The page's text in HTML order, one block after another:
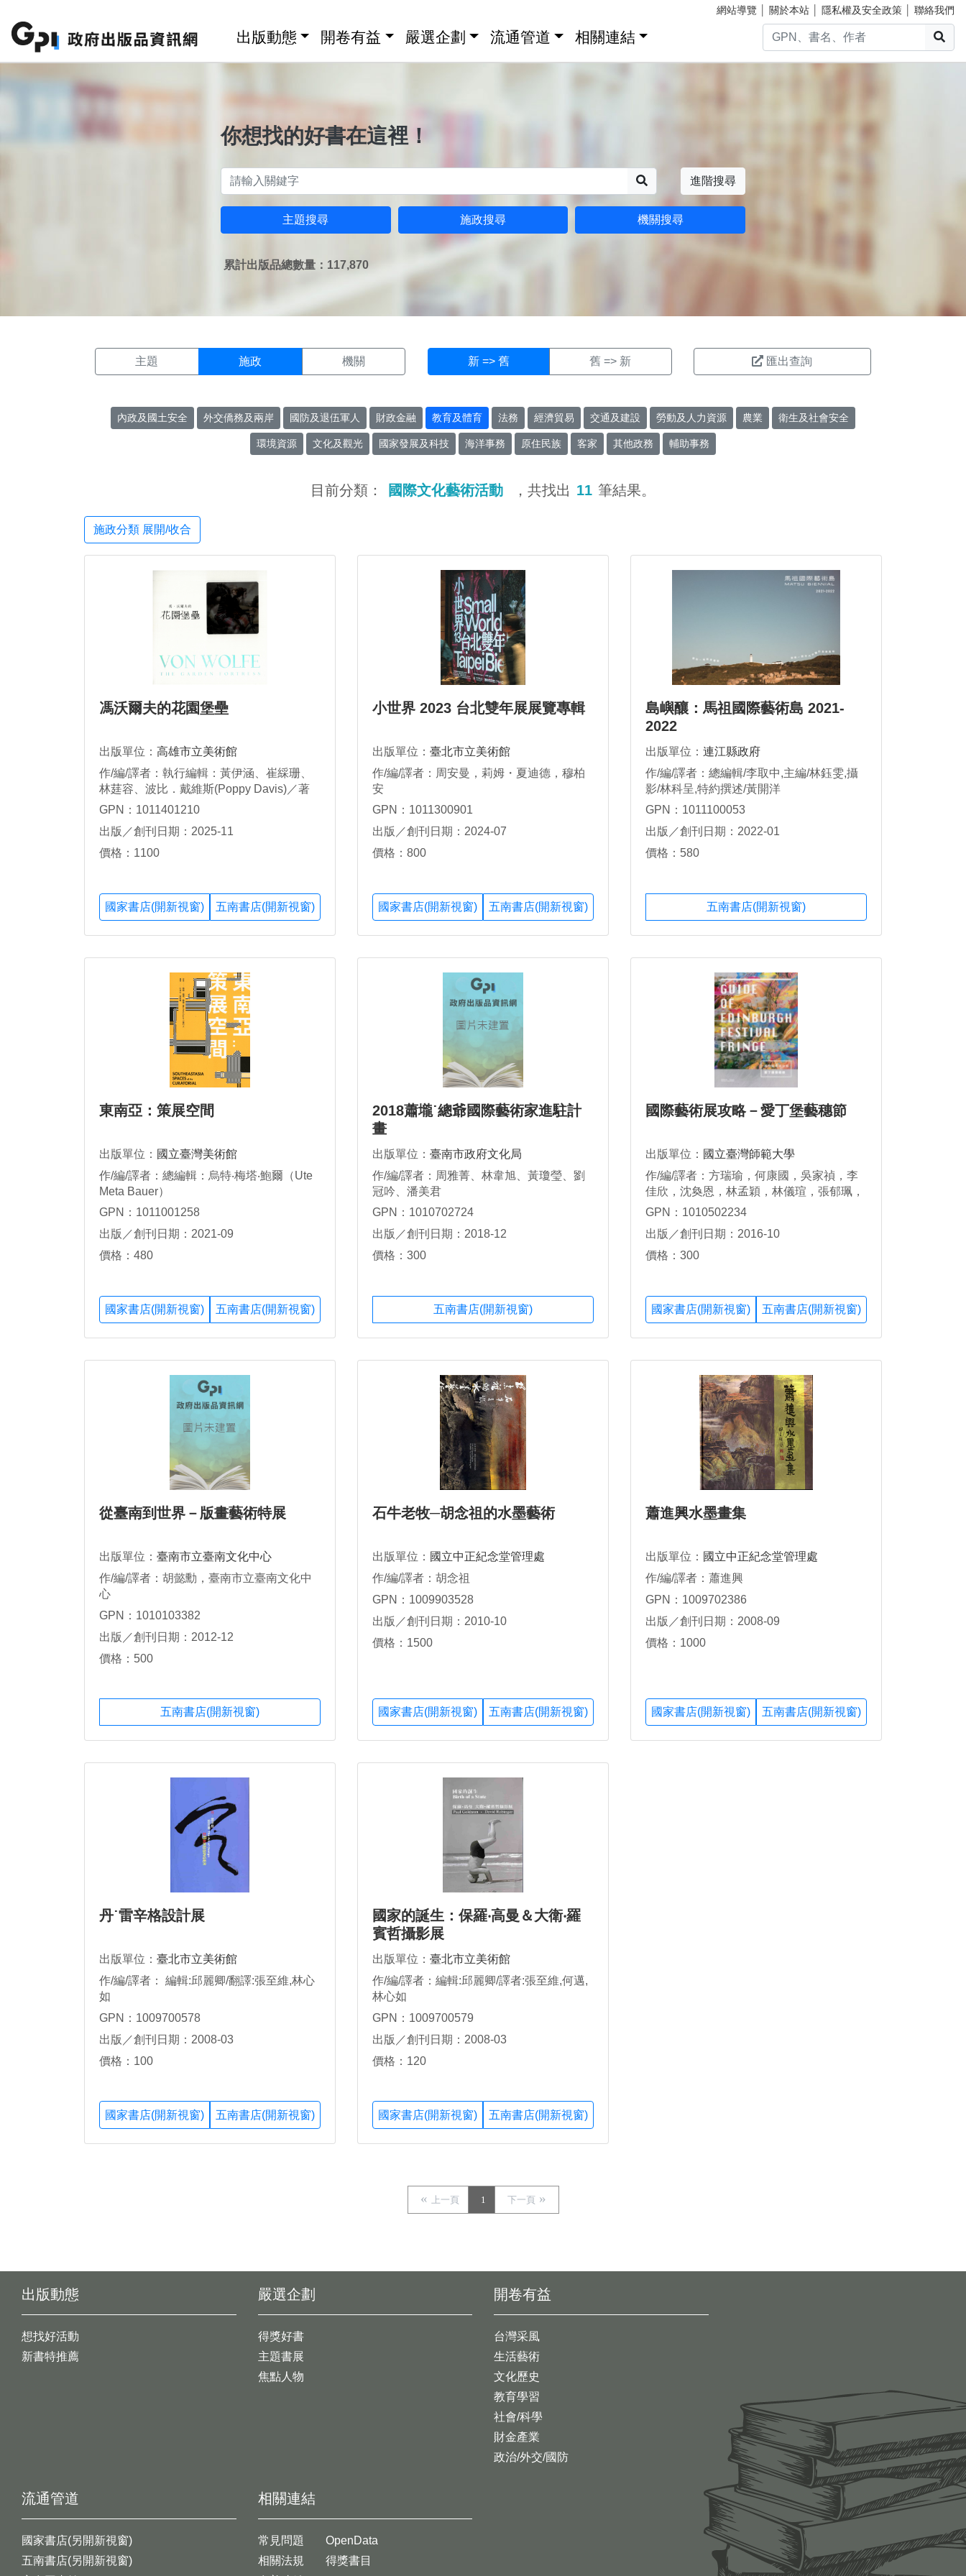
網站導覽 關於本站 隱私權及安全政策 聯絡我們
出版動態 開卷有益 嚴選企劃 流通管道 相關連結
你想找的好書在這裡！
進階搜尋
主題搜尋 施政搜尋 機關搜尋
累計出版品總數量：117,870
主題 施政 機關 新 => 舊 舊 => 新 匯出查詢
內政及國土安全 外交僑務及兩岸 國防及退伍軍人 財政金融 教育及體育 法務 經濟貿易 交通及建設 勞動及人力資源 農業 衛生及社會安全
環境資源 文化及觀光 國家發展及科技 海洋事務 原住民族 客家 其他政務 輔助事務
目前分類： 國際文化藝術活動 ，共找出 11 筆結果。
施政分類 展開/收合
馮沃爾夫的花園堡壘
出版單位： 高雄市立美術館
作/編/譯者：執行編輯：黃伊涵、崔綵珊、
林莛容、波比．戴維斯(Poppy Davis)／著
作：崔綵珊、黃伊涵、金恬綺、張瑜真、楊
波比．戴維斯(Poppy Davis)／譯者：韞藝
術工作室、黃亮融
GPN：1011401210
出版／創刊日期：2025-11
價格：1100
國家書店(開新視窗) 五南書店(開新視窗)
小世界 2023 台北雙年展展覽專輯
出版單位： 臺北市立美術館
作/編/譯者：周安曼，莉姆・夏迪德，穆柏
安
GPN：1011300901
出版／創刊日期：2024-07
價格：800
國家書店(開新視窗) 五南書店(開新視窗)
島嶼釀：馬祖國際藝術島 2021-
2022
出版單位： 連江縣政府
作/編/譯者：總編輯/李取中,主編/林鈺雯,攝
影/林科呈,特約撰述/黃開洋
GPN：1011100053
出版／創刊日期：2022-01
價格：580
五南書店(開新視窗)
東南亞：策展空間
出版單位： 國立臺灣美術館
作/編/譯者：總編輯：烏特‧梅塔‧鮑爾（Ute
Meta Bauer）
GPN：1011001258
出版／創刊日期：2021-09
價格：480
國家書店(開新視窗) 五南書店(開新視窗)
2018蕭壠˙總爺國際藝術家進駐計
畫
出版單位： 臺南市政府文化局
作/編/譯者：周雅菁、林韋旭、黃瓊瑩、劉
冠吟、潘美君
GPN：1010702724
出版／創刊日期：2018-12
價格：300
五南書店(開新視窗)
國際藝術展攻略－愛丁堡藝穗節
出版單位： 國立臺灣師範大學
作/編/譯者：方瑞瑜，何康國，吳家禎，李
佳欣，沈奐恩，林孟穎，林儀瑄，張郁珮，
黃郁琁，謝雲麒
GPN：1010502234
出版／創刊日期：2016-10
價格：300
國家書店(開新視窗) 五南書店(開新視窗)
從臺南到世界－版畫藝術特展
出版單位： 臺南市立臺南文化中心
作/編/譯者：胡懿勳，臺南市立臺南文化中
心
GPN：1010103382
出版／創刊日期：2012-12
價格：500
五南書店(開新視窗)
石牛老牧─胡念祖的水墨藝術
出版單位： 國立中正紀念堂管理處
作/編/譯者：胡念祖
GPN：1009903528
出版／創刊日期：2010-10
價格：1500
國家書店(開新視窗) 五南書店(開新視窗)
蕭進興水墨畫集
出版單位： 國立中正紀念堂管理處
作/編/譯者：蕭進興
GPN：1009702386
出版／創刊日期：2008-09
價格：1000
國家書店(開新視窗) 五南書店(開新視窗)
丹˙雷辛格設計展
出版單位： 臺北市立美術館
作/編/譯者： 編輯:邱麗卿/翻譯:張至維,林心
如
GPN：1009700578
出版／創刊日期：2008-03
價格：100
國家書店(開新視窗) 五南書店(開新視窗)
國家的誕生：保羅‧高曼＆大衛‧羅
賓哲攝影展
出版單位： 臺北市立美術館
作/編/譯者：編輯:邱麗卿/譯者:張至維,何邁,
林心如
GPN：1009700579
出版／創刊日期：2008-03
價格：120
國家書店(開新視窗) 五南書店(開新視窗)
上一頁 1 下一頁
出版動態
想找好活動
新書特推薦
開卷有益
台灣采風
生活藝術
文化歷史
教育學習
社會/科學
財金產業
政治/外交/國防
嚴選企劃
得獎好書
主題書展
焦點人物
流通管道
國家書店(另開新視窗)
五南書店(另開新視窗)
相關連結
常見問題
相關法規
OpenData
得獎書目